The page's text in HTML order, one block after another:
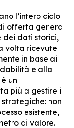
l’intero ciclo
offerta genera
dei dati storici,
volta ricevute
in base ai
e alla
un
più a gestire i
non
esistente,
di valore.